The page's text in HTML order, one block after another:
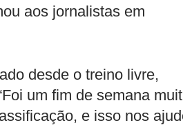
aos jornalistas em
desde o treino livre,
um fim de semana
e isso nos